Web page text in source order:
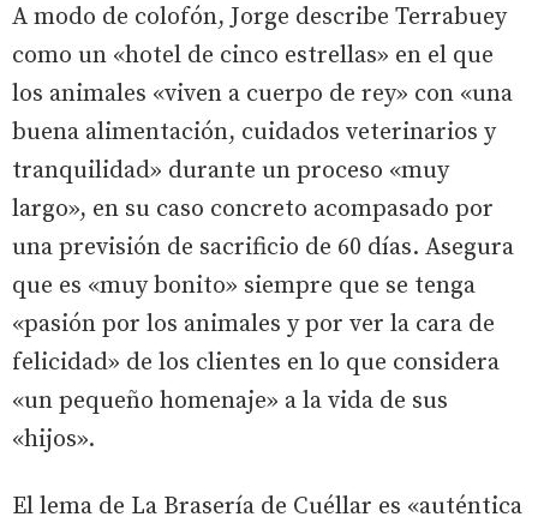
A modo de colofón, Jorge describe Terrabuey
como un «hotel de cinco estrellas» en el que
los animales «viven a cuerpo de rey» con «una
buena alimentación, cuidados veterinarios y
tranquilidad» durante un proceso «muy
largo», en su caso concreto acompasado por
una previsión de sacrificio de 60 días. Asegura
que es «muy bonito» siempre que se tenga
«pasión por los animales y por ver la cara de
felicidad» de los clientes en lo que considera
«un pequeño homenaje» a la vida de sus
«hijos».
El lema de La Brasería de Cuéllar es «auténtica